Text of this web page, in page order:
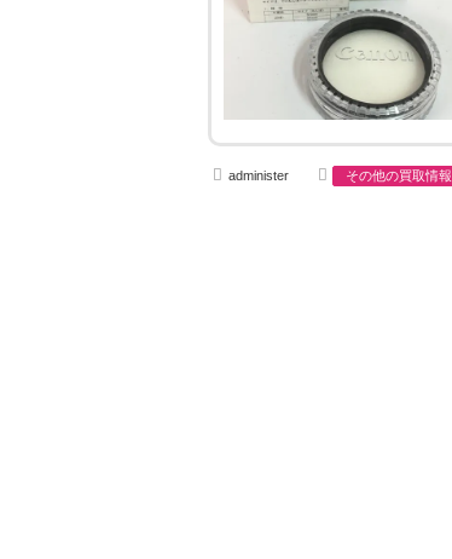
A
u
administer
C
a
その他の買取情報